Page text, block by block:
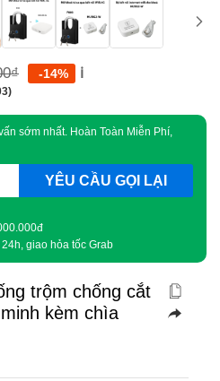
₫ -14% ℹ️
sớm nhất. Hoàn Toàn Miễn Phí,
giao hỏa tốc Grab
trộm chống cắt
kèm chìa